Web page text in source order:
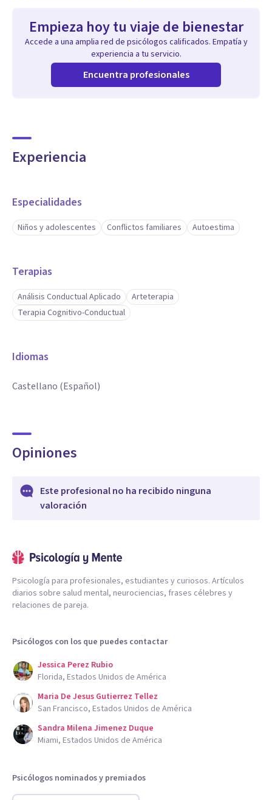
Empieza hoy tu viaje de bienestar
Accede a una amplia red de psicólogos calificados. Empatía y
experiencia a tu servicio.
Encuentra profesionales
Experiencia
Especialidades
Niños y adolescentes Conflictos familiares Autoestima
Terapias
Análisis Conductual Aplicado
Arteterapia
Terapia Cognitivo-Conductual
Idiomas
Castellano (Español)
Opiniones
Este profesional no ha recibido ninguna
valoración
Psicología para profesionales, estudiantes y curiosos. Artículos
diarios sobre salud mental, neurociencias, frases célebres y
relaciones de pareja.
Psicólogos con los que puedes contactar
Jessica Perez Rubio
Florida, Estados Unidos de América
Maria De Jesus Gutierrez Tellez
San Francisco, Estados Unidos de América
Sandra Milena Jimenez Duque
Miami, Estados Unidos de América
Psicólogos nominados y premiados